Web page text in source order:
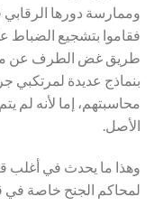
وممارسة دورها
فقاموا بتشجيع الضباط
طريق غض الطرف عن
بنماذج عديدة لمرتكبي
محاسبتهم، إما لأنه لم
الأصل.
وهذا ما يحدث في أغلب
لمحاكم الجنح خاصة في